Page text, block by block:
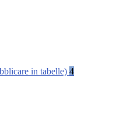
in tabelle) 4